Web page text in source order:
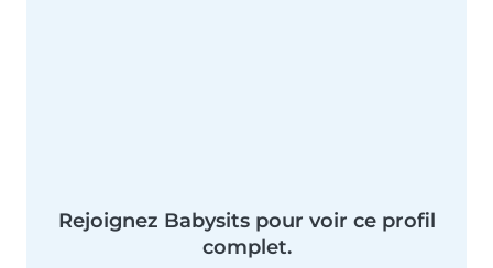
Rejoignez Babysits pour voir ce profil
complet.